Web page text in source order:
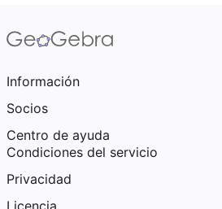
Información
Socios
Centro de ayuda
Condiciones del servicio
Privacidad
Licencia